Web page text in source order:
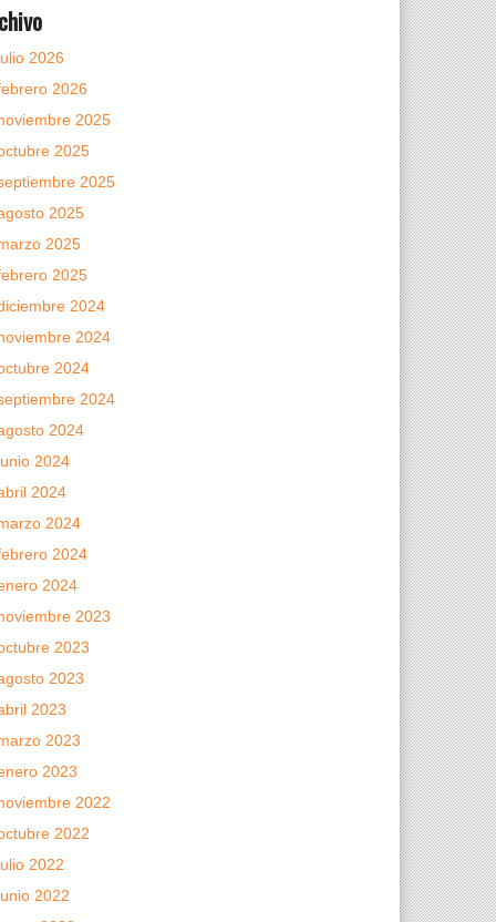
2026
2026
2025
2025
2025
2025
2025
2025
2024
2024
2024
2024
2024
2024
2024
2024
2024
2024
2023
2023
2023
2023
2023
2023
2022
2022
2022
2022